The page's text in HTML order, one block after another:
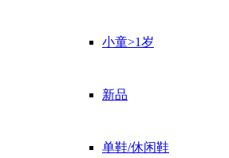
小童>1岁
新品
单鞋/休闲鞋